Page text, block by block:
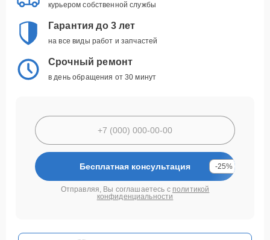
курьером собственной службы
Гарантия до 3 лет
на все виды работ и запчастей
Срочный ремонт
в день обращения от 30 минут
Бесплатная консультация -25%
Отправляя, Вы соглашаетесь с политикой
конфиденциальности